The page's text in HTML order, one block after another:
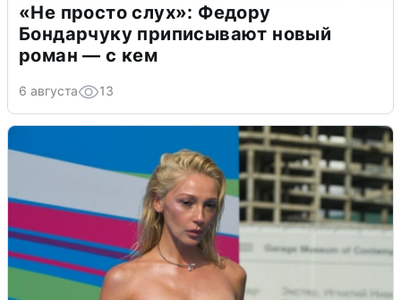
«Не просто слух»: Федору
Бондарчуку приписывают новый
роман — с кем
6 августа 13